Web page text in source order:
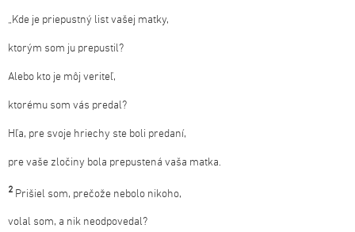
„Kde je priepustný list vašej matky,
ktorým som ju prepustil?
Alebo kto je môj veriteľ,
ktorému som vás predal?
Hľa, pre svoje hriechy ste boli predaní,
pre vaše zločiny bola prepustená vaša matka.
2 Prišiel som, prečože nebolo nikoho,
volal som, a nik neodpovedal?